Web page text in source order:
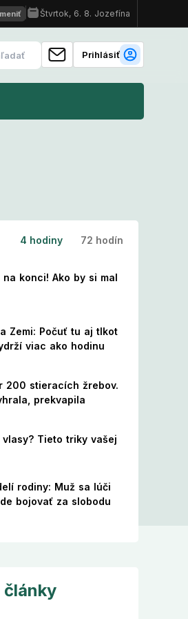
Tieto dni sa menia na pracovné! Čo
Prihlásiť
4 hodiny 72 hodín
konci! Ako by si mal
Zemi: Počuť tu aj tlkot
viac ako hodinu
200 stieracích žrebov.
prekvapila
Tieto triky vašej
rodiny: Muž sa lúči
bojovať za slobodu
články